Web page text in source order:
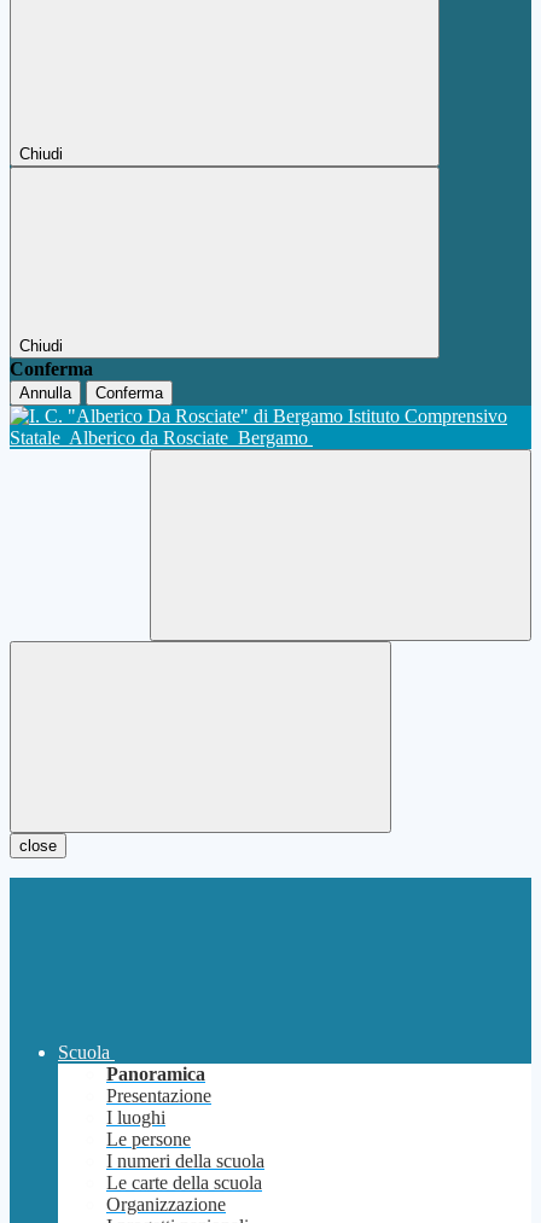
Chiudi
Chiudi
Conferma
Annulla Conferma
Istituto Comprensivo
Statale Alberico da Rosciate Bergamo
close
Scuola
Panoramica
Presentazione
I luoghi
Le persone
I numeri della scuola
Le carte della scuola
Organizzazione